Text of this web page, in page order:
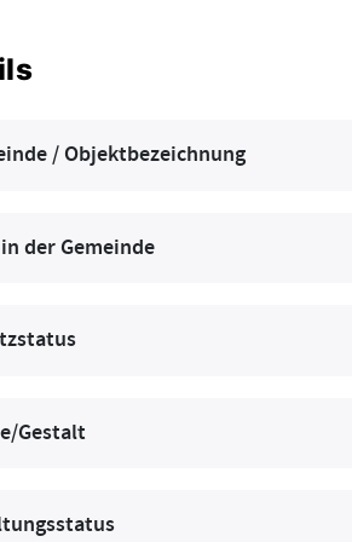
/ Objektbezeichnung
der Gemeinde
Gestalt